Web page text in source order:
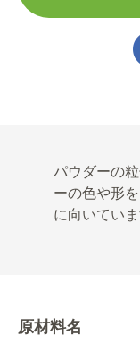
パウダーの
ーの色や形
に向いてい
原材料名